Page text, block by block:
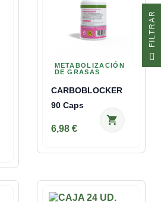
METABOLIZACIÓN
DE GRASAS
CARBOBLOCKER
90 Caps
6,98 €
shopping_cart
R